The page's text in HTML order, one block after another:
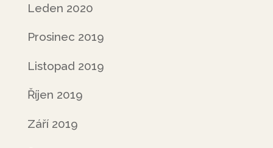
Leden 2020
Prosinec 2019
Listopad 2019
Říjen 2019
Září 2019